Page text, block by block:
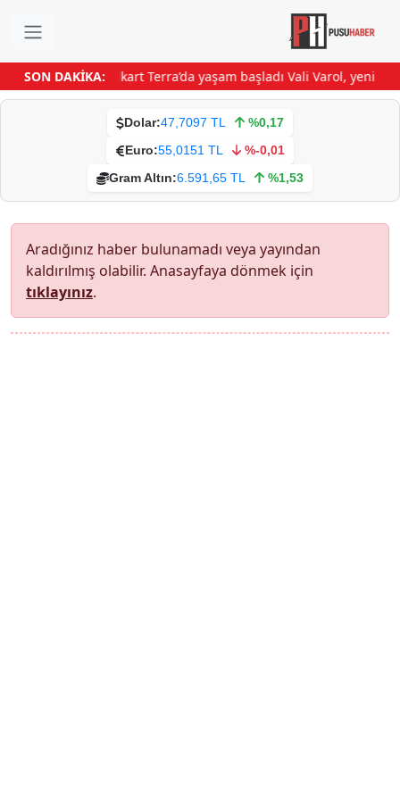
SON DAKİKA:Folkart Terra’da yaşam başladı Vali Varol, yeni
Dolar:47,7097 TL
%0,17
Euro:55,0151 TL
%-0,01
Gram Altın:6.591,65 TL %1,53
Aradığınız haber bulunamadı veya yayından
kaldırılmış olabilir. Anasayfaya dönmek için
tıklayınız.